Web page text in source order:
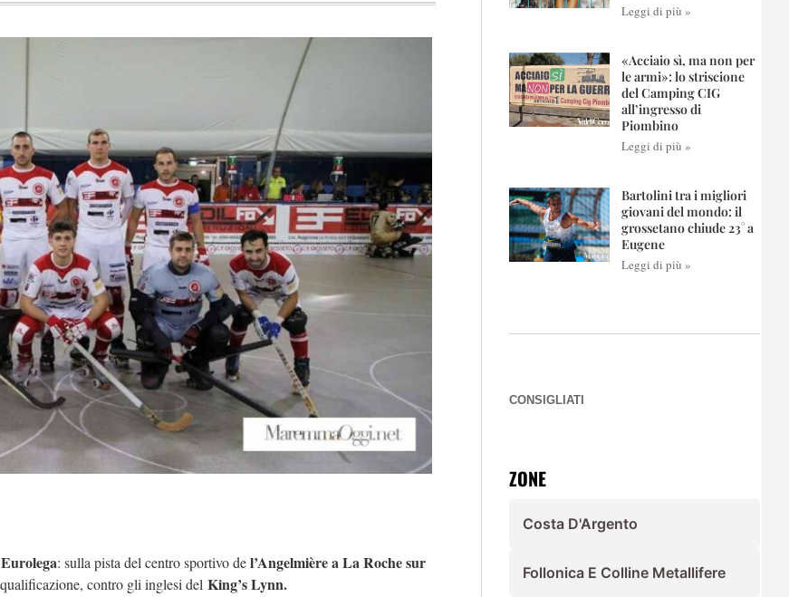
: sulla pista del centro sportivo del’Angelmière a La Roche sur
contro gli inglesi del King’s Lynn.
Leggi di più »
«Acciaio sì, ma non per
le armi»: lo striscione
del Camping CIG
all’ingresso di
Piombino
Leggi di più »
Bartolini tra i migliori
giovani del mondo: il
grossetano chiude 23° a
Eugene
Leggi di più »
CONSIGLIATI
ZONE
Costa D'Argento
Follonica E Colline Metallifere